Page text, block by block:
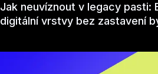
Jak neuvíznout v legacy pasti:
digitální vrstvy bez zastavení